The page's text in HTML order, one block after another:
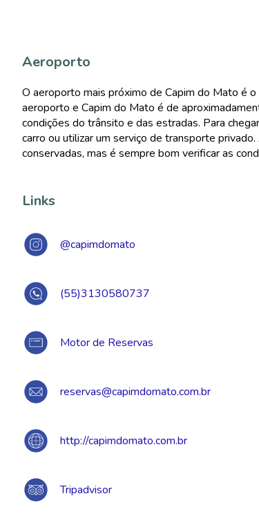
Aeroporto
O aeroporto mais próximo de Capim do Mato é
aeroporto e Capim do Mato é de
condições do trânsito e das estradas. Para
carro ou utilizar um serviço de transporte
conservadas, mas é sempre bom verificar as
Links
@capimdomato
(55)3130580737
Motor de Reservas
reservas@capimdomato.com.br
http://capimdomato.com.br
Tripadvisor